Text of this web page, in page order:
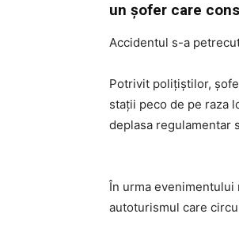
un şofer care
Accidentul s-a
Potrivit poliţiştilor,
stații peco de pe raza
deplasa regulamentar
În urma evenimentului
autoturismul care